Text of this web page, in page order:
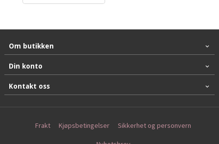
Om butikken
Din konto
Kontakt oss
Frakt Kjøpsbetingelser Sikkerhet og personvern